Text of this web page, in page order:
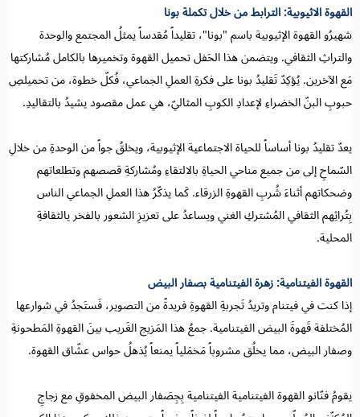
القهوة الاثيوبية: الترابط من خلال تكملة بونا
شهيرُو القهوة الإثيوبية باسم "بونا"، تقليداً مُقدساً يمثلُ المجتمع والوحدة
والتراثِ الثقافي. ويتضمن هذا الحَفل تحميل القهوة وتخميرها بالكامل مُشاركتها
مَع الآخرين. يُؤكِدّ تَقليدُ بونا على فكرةِ العملِ الجماعي، فُكلّ خطوة، من تحميلصِ
حبوبِ البنّ الخضراءِ لإعدادِ الكوبِ المثاليّ، هي عمل مقصود يشيدُ بالتقاليدِ.
يعدّ تقليدُ بونا أساساً للحياة الاجتماعية الإثيوبية، ويخلقُ جواً من الوحدةِ من خلالِ
السّماحِ إلى من جميع مناحي الحياةِ بالالتقاءِ ومُشاركةِ قصصهم وتطلعاتهم
وضحكاتهم أثناءَ شُربِ القهوةِ الزرقاء. كَما يذكّرُ هذا العملِ الجماعي الناس
بِتُراثِهم الثقافي المُشتركِ الغني ويساعدُ على تعزيزِ الشعور بالفخر يالثقافةِ
المحلية.
القهوة الفيتنامية: زهرة الفيتنامية بصفار البيض
إذا كنت في فيتنام وتريدُ تَجربةِ القهوةِ فريدةً من التصوير، فَستَجدُ في شوارعها
المُختلفة قَهوةَ البيض الفيتنامية. جمعُ هذا المَزيج الغَريب بينَ القهوةِ المَطحونةِ
وصفار البيض، مما يخلُق مشروباً مَخمَلياً يمنعاً يُذهلُ حواس عشّاق القهوة.
يقومُ فنّانو القهوة الفيتنامية الفيتنامية بِجِصَفار البيض المخفوقِ مع زجاجِ